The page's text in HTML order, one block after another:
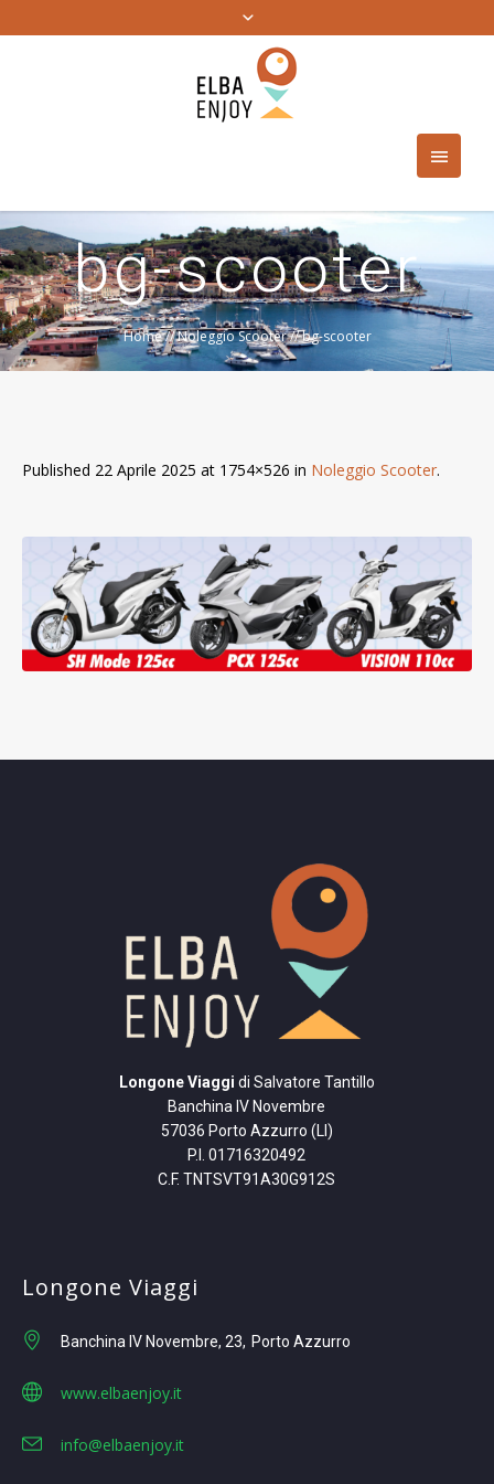
bg-scooter
Home//Noleggio Scooter//bg-scooter
Published 22 Aprile 2025 at 1754×526 in Noleggio Scooter.
Longone Viaggi di Salvatore Tantillo
Banchina IV Novembre
57036 Porto Azzurro (LI)
P.I. 01716320492
C.F. TNTSVT91A30G912S
Longone Viaggi
Banchina IV Novembre, 23 Porto Azzurro
www.elbaenjoy.it
info@elbaenjoy.it